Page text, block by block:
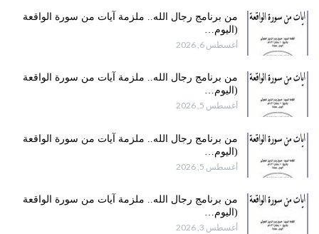
من برنامج رجال الله.. ملزمة آيات من سورة الواقعة
(اليوم…
أغسطس 6, 2026
من برنامج رجال الله.. ملزمة آيات من سورة الواقعة
(اليوم…
أغسطس 5, 2026
من برنامج رجال الله.. ملزمة آيات من سورة الواقعة
(اليوم…
أغسطس 5, 2026
من برنامج رجال الله.. ملزمة آيات من سورة الواقعة
(اليوم…
أغسطس 3, 2026